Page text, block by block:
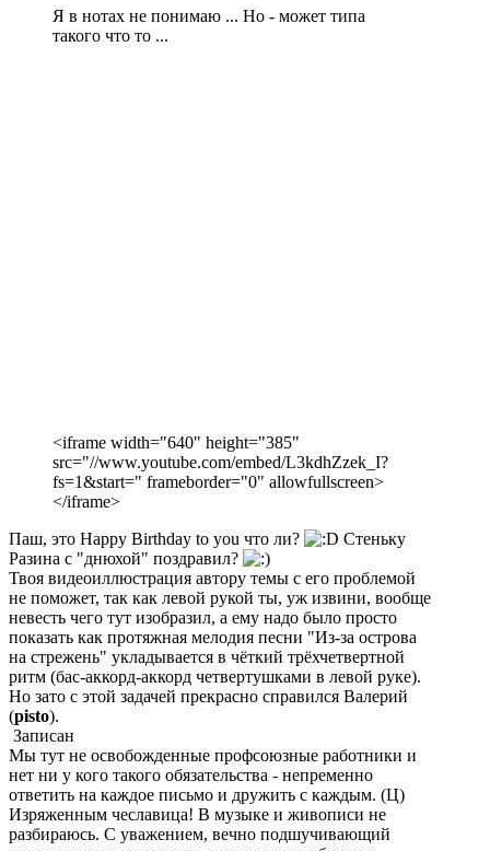
Я в нотах не понимаю ... Но - может типа
такого что то ...
<iframe width="640" height="385"
src="//www.youtube.com/embed/L3kdhZzek_I?
fs=1&start=" frameborder="0" allowfullscreen>
</iframe>
Паш, это Happy Birthday to you что ли?
Стеньку
Разина с "днюхой" поздравил?
Твоя видеоиллюстрация автору темы с его проблемой
не поможет, так как левой рукой ты, уж извини, вообще
невесть чего тут изобразил, а ему надо было просто
показать как протяжная мелодия песни "Из-за острова
на стрежень" укладывается в чёткий трёхчетвертной
ритм (бас-аккорд-аккорд четвертушками в левой руке).
Но зато с этой задачей прекрасно справился Валерий
(pisto).
Записан
Мы тут не освобожденные профсоюзные работники и
нет ни у кого такого обязательства - непременно
ответить на каждое письмо и дружить с каждым. (Ц)
Изряженным чеславица! В музыке и живописи не
разбираюсь. С уважением, вечно подшучивающий